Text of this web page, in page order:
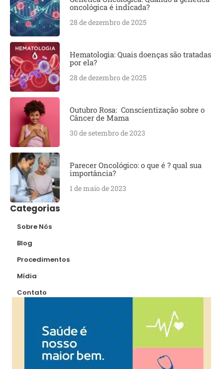
oncológica é indicada?
28 de dezembro de 2025
Hematologia: Quais doenças são tratadas
por ela?
28 de dezembro de 2025
Outubro Rosa: Conscientização sobre o
Câncer de Mama
30 de setembro de 2023
Parecer Oncológico: o que é ? qual sua
importância?
1 de maio de 2023
Categorias
Sobre Nós
Blog
Procedimentos
Mídia
Contato